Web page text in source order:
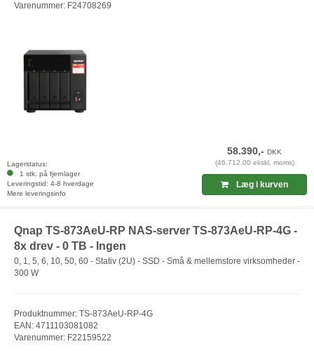
Varenummer: F24708269
Lagerstatus:
1 stk. på fjernlager
Leveringstid: 4-8 hverdage
Mere leveringsinfo
58.390,-DKK
(46.712,00 ekskl. moms)
Læg i kurven
Qnap TS-873AeU-RP NAS-server TS-873AeU-RP-4G -
8x drev - 0 TB - Ingen
0, 1, 5, 6, 10, 50, 60 - Stativ (2U) - SSD - Små & mellemstore virksomheder -
300 W
Produktnummer: TS-873AeU-RP-4G
EAN: 4711103081082
Varenummer: F22159522